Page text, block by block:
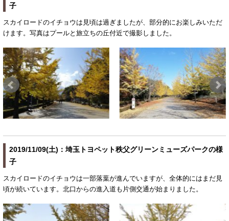
子
スカイロードのイチョウは見頃は過ぎましたが、部分的にお楽しみいただ
けます。写真はプールと旅立ちの丘付近で撮影しました。
2019/11/09(土)：埼玉トヨペット秩父グリーンミューズパークの様
子
スカイロードのイチョウは一部落葉が進んでいますが、全体的にはまだ見
頃が続いています。北口からの進入道も片側交通が始まりました。